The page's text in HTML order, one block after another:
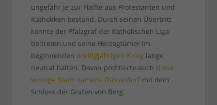
ungefähr je zur Hälfte aus Protestanten und
Katholiken bestand. Durch seinen Übertritt
konnte der Pfalzgraf der Katholischen Liga
beitreten und seine Herzogtümer im
beginnenden dreißgjährigen Krieg lange
neutral halten. Davon profitierte auch diese
winzige Stadt namens Düsseldorfmit dem
Schloss der Grafen von Berg.